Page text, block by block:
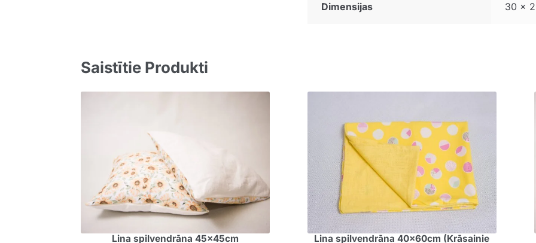
Dimensijas 30 ×
Saistītie Produkti
Lina spilvendrāna 45x45cm Lina spilvendrāna 40x60cm (Krāsainie